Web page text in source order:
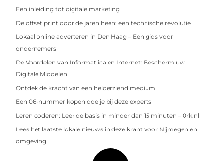
Een inleiding tot digitale marketing
De offset print door de jaren heen: een technische revolutie
Lokaal online adverteren in Den Haag – Een gids voor
ondernemers
De Voordelen van Informat ica en Internet: Bescherm uw
Digitale Middelen
Ontdek de kracht van een helderziend medium
Een 06-nummer kopen doe je bij deze experts
Leren coderen: Leer de basis in minder dan 15 minuten – 0rk.nl
Lees het laatste lokale nieuws in deze krant voor Nijmegen en
omgeving